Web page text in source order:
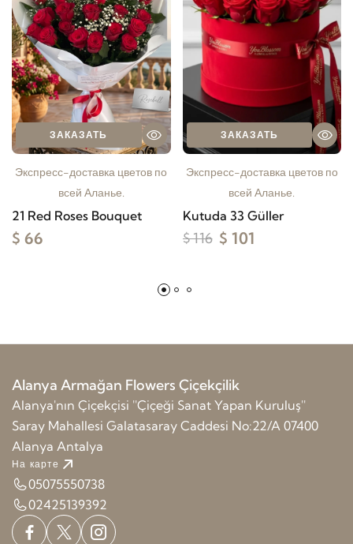
ЗАКАЗАТЬ
Экспресс-доставка цветов по
всей Аланье.
21 Red Roses Bouquet
$ 66
ЗАКАЗАТЬ
Экспресс-доставка цветов по
всей Аланье.
Kutuda 33 Güller
$ 116 $ 101
Alanya Armağan Flowers Çiçekçilik
Alanya'nın Çiçekçisi ''Çiçeği Sanat Yapan Kuruluş''
Saray Mahallesi Galatasaray Caddesi No:22/A 07400
Alanya Antalya
На карте
05075550738
02425139392